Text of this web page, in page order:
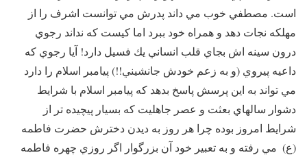
است. مصطفي خوب مي داند پدرش مي توانست اشرف را از
مهلكه نجات دهد و همراه خود ببرد اما كيست كه نداند رجوي
درون سينه اش بجاي قلب انساني يك فسيل دارد! آيا رجوي كه
داعيه پيروي (‌و به زعم خودش جانشيني!!)‌ پيامبر اسلام را دارد
مي تواند به اين پرسش پاسخ بدهد كه پيامبر اسلام با شرايط
دشوار سالهاي بعثت و عصر جاهليت كه بسيار پيچيده تر از
شرايط امروز بوده چرا هر روز به ديدن دخترش حضرت فاطمه
(ع)‌ ‌ مي رفته و به تعبير خود آن بزرگوار اگر روزي چهره فاطمه